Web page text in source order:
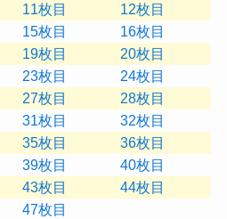
11枚目
12枚目
15枚目
16枚目
19枚目
20枚目
23枚目
24枚目
27枚目
28枚目
31枚目
32枚目
35枚目
36枚目
39枚目
40枚目
43枚目
44枚目
47枚目